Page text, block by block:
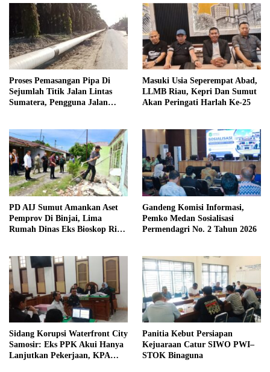
Proses Pemasangan Pipa Di
Sejumlah Titik Jalan Lintas
Sumatera, Pengguna Jalan
Masuki Usia Seperempat Abad,
LLMB Riau, Kepri Dan Sumut
Akan Peringati Harlah Ke-25
PD AIJ Sumut Amankan Aset
Pemprov Di Binjai, Lima
Rumah Dinas Eks Bioskop Ria
Gandeng Komisi Informasi,
Pemko Medan Sosialisasi
Permendagri No. 2 Tahun 2026
Sidang Korupsi Waterfront City
Samosir: Eks PPK Akui Hanya
Lanjutkan Pekerjaan, KPA
Panitia Kebut Persiapan
Kejuaraan Catur SIWO PWI–
STOK Binaguna